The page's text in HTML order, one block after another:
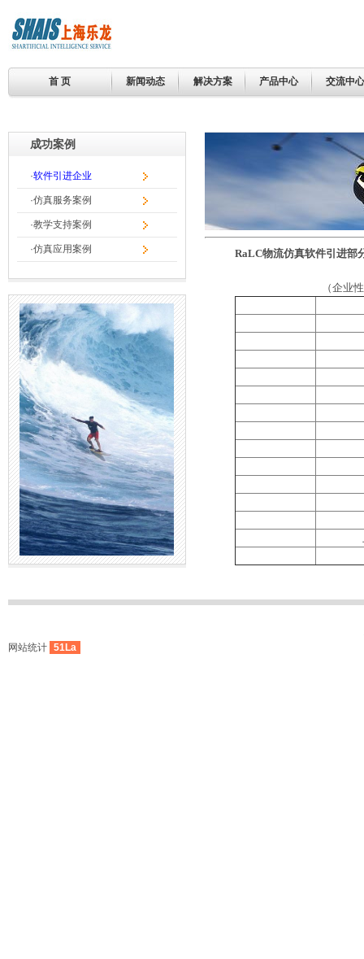
首 页 新闻动态 解决方案 产品中心 交流中心
成功案例
·软件引进企业
·仿真服务案例
·教学支持案例
·仿真应用案例 RaLC物流仿真软件引进部
（企业
网站统计 51La